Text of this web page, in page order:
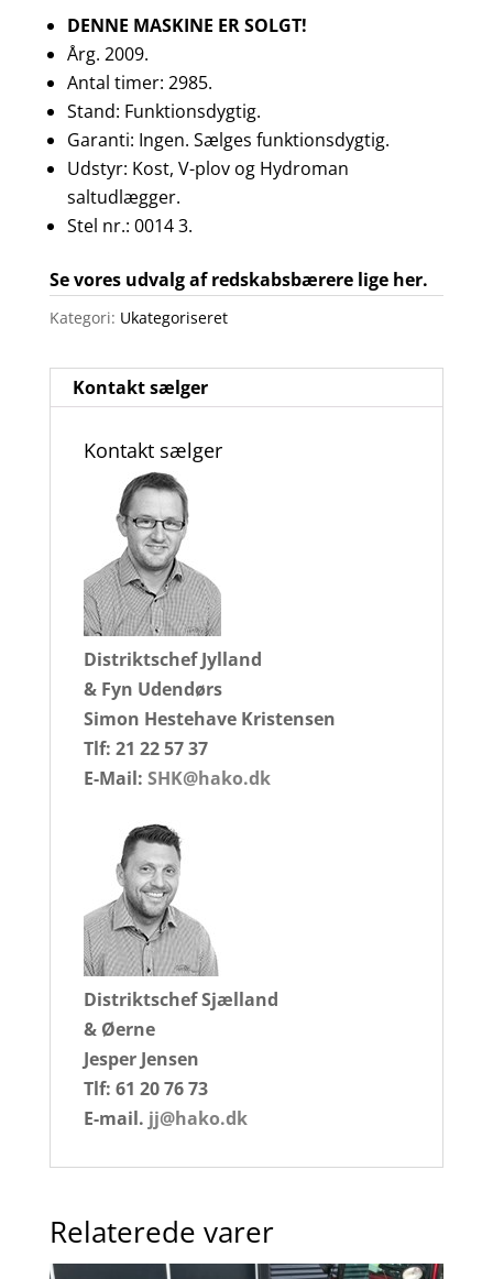
DENNE MASKINE ER SOLGT!
Årg. 2009.
Antal timer: 2985.
Stand: Funktionsdygtig.
Garanti: Ingen. Sælges funktionsdygtig.
Udstyr: Kost, V-plov og Hydroman
saltudlægger.
Stel nr.: 0014 3.
Se vores udvalg af redskabsbærere lige her.
Kategori: Ukategoriseret
Kontakt sælger
Kontakt sælger
Distriktschef Jylland
& Fyn Udendørs
Simon Hestehave Kristensen
Tlf: 21 22 57 37
E-Mail: SHK@hako.dk
Distriktschef Sjælland
& Øerne
Jesper Jensen
Tlf: 61 20 76 73
E-mail. jj@hako.dk
Relaterede varer